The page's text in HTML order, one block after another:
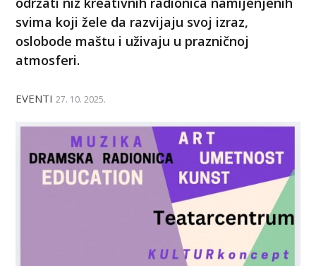
svima koji žele da razvijaju svoj izraz,
oslobode maštu i uživaju u prazničnoj
atmosferi.
EVENTI 27. 10. 2025.